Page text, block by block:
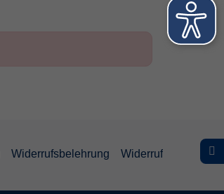
Widerrufsbelehrung Widerruf